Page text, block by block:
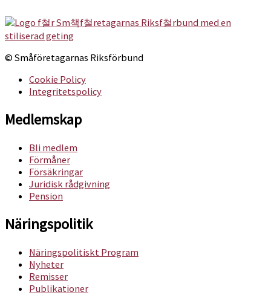
© Småföretagarnas Riksförbund
Cookie Policy
Integritetspolicy
Medlemskap
Bli medlem
Förmåner
Försäkringar
Juridisk rådgivning
Pension
Näringspolitik
Näringspolitiskt Program
Nyheter
Remisser
Publikationer